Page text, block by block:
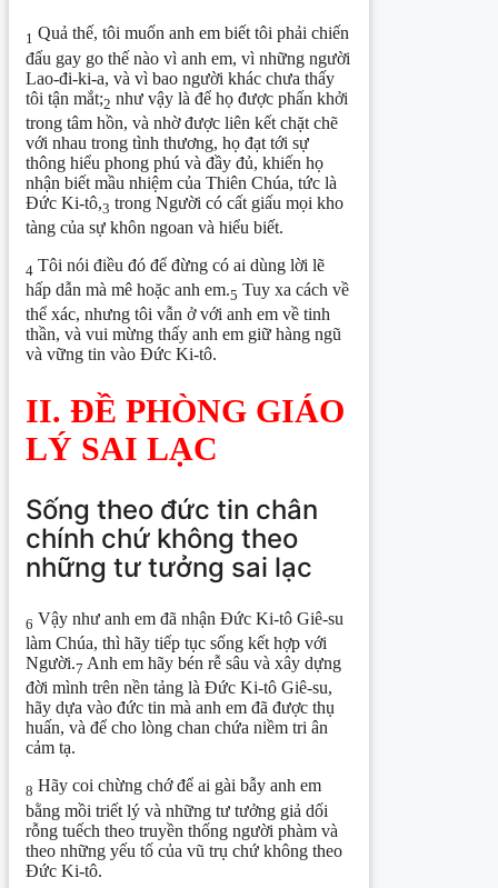
1 Quả thế, tôi muốn anh em biết tôi phải chiến
đấu gay go thế nào vì anh em, vì những người
Lao-đi-ki-a, và vì bao người khác chưa thấy
tôi tận mắt;2 như vậy là để họ được phấn khởi
trong tâm hồn, và nhờ được liên kết chặt chẽ
với nhau trong tình thương, họ đạt tới sự
thông hiểu phong phú và đầy đủ, khiến họ
nhận biết mầu nhiệm của Thiên Chúa, tức là
Đức Ki-tô,3 trong Người có cất giấu mọi kho
tàng của sự khôn ngoan và hiểu biết.
4 Tôi nói điều đó để đừng có ai dùng lời lẽ
hấp dẫn mà mê hoặc anh em.5 Tuy xa cách về
thể xác, nhưng tôi vẫn ở với anh em về tinh
thần, và vui mừng thấy anh em giữ hàng ngũ
và vững tin vào Đức Ki-tô.
II. ĐỀ PHÒNG GIÁO
LÝ SAI LẠC
Sống theo đức tin chân
chính chứ không theo
những tư tưởng sai lạc
6 Vậy như anh em đã nhận Đức Ki-tô Giê-su
làm Chúa, thì hãy tiếp tục sống kết hợp với
Người.7 Anh em hãy bén rễ sâu và xây dựng
đời mình trên nền tảng là Đức Ki-tô Giê-su,
hãy dựa vào đức tin mà anh em đã được thụ
huấn, và để cho lòng chan chứa niềm tri ân
cảm tạ.
8 Hãy coi chừng chớ để ai gài bẫy anh em
bằng mồi triết lý và những tư tưởng giả dối
rỗng tuếch theo truyền thống người phàm và
theo những yếu tố của vũ trụ chứ không theo
Đức Ki-tô.